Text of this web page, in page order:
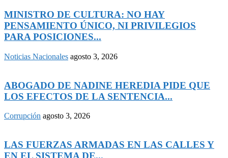
MINISTRO DE CULTURA: NO HAY
PENSAMIENTO ÚNICO, NI PRIVILEGIOS
PARA POSICIONES...
Noticias Nacionales agosto 3, 2026
ABOGADO DE NADINE HEREDIA PIDE QUE
LOS EFECTOS DE LA SENTENCIA...
Corrupción agosto 3, 2026
LAS FUERZAS ARMADAS EN LAS CALLES Y
EN EL SISTEMA DE...